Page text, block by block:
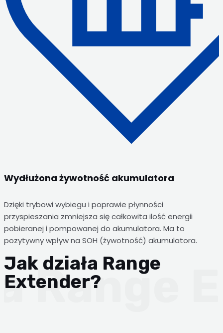
Wydłużona żywotność akumulatora
Dzięki trybowi wybiegu i poprawie płynności
przyspieszania zmniejsza się całkowita ilość energii
pobieranej i pompowanej do akumulatora. Ma to
pozytywny wpływ na SOH (żywotność) akumulatora.
Jak działa Range
Extender?